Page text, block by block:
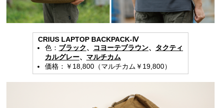
CRIUS LAPTOP BACKPACK-Ⅳ
色： ブラック、 コヨーテブラウン、 タクティ
カルグレー、 マルチカム
価格：￥18,800（マルチカム￥19,800）